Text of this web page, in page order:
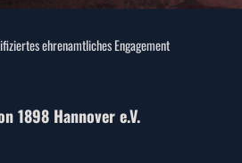
1898 Hannover e.V.